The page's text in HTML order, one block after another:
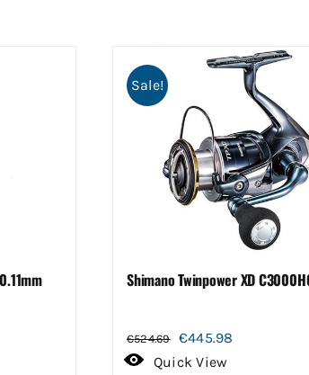
Sale!
Shimano Twinpower XD
€524.69
Oorspronkelijke
prijs
€445.98
Quick View